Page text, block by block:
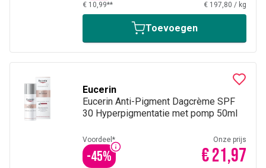
€ 10,99** € 197,80 / kg
Toevoegen
Eucerin
Eucerin Anti-Pigment Dagcrème SPF
30 Hyperpigmentatie met pomp 50ml
Voordeel*
-45%
Onze prijs
€ 21,97